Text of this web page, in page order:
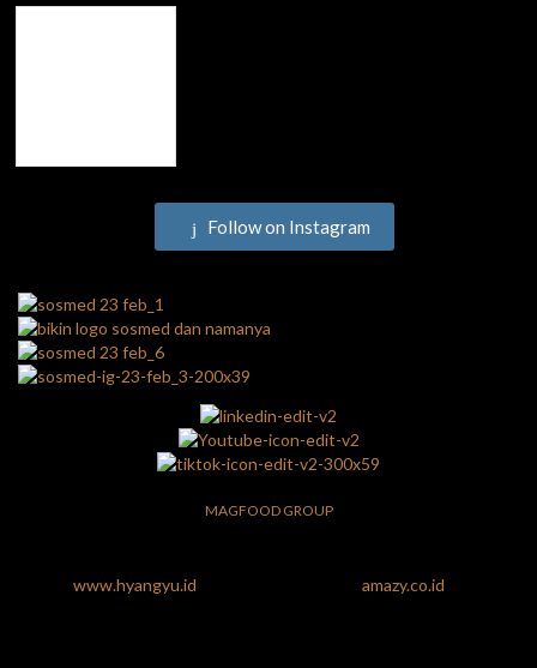
Follow on Instagram
MAGFOOD GROUP
www.hyangyu.id amazy.co.id